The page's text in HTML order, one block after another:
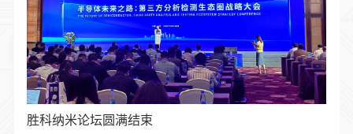
胜科纳米论坛圆满结束